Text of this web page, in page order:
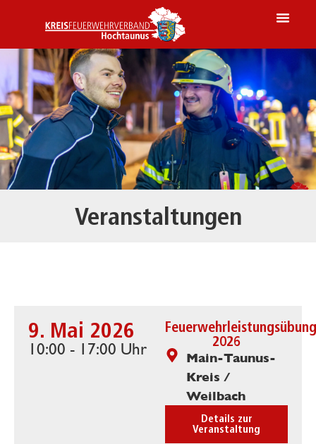
Veranstaltungen
9. Mai 2026
10:00 - 17:00 Uhr
Feuerwehrleistungsübung
2026
Main-Taunus-
Kreis /
Weilbach
Details zur
Veranstaltung